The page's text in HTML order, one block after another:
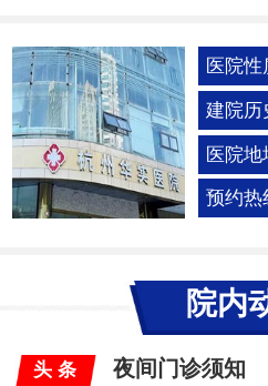
医院性
建院历
医院地
预约热
院内
头 条 夜间门诊须知